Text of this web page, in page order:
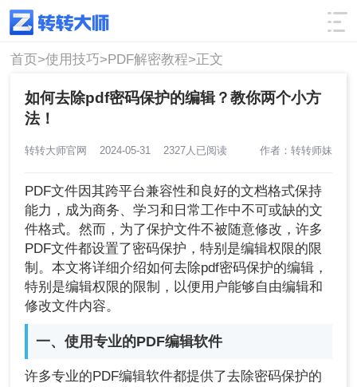
使用技巧 筛选
首页>使用技巧>PDF解密教程>正文
如何去除pdf密码保护的编辑？教你两个小方
法！
转转大师官网 2024-05-31 2327人已阅读 作者：转转师妹
PDF文件因其跨平台兼容性和良好的文档格式保持
能力，成为商务、学习和日常工作中不可或缺的文
件格式。然而，为了保护文件不被随意修改，许多
PDF文件都设置了密码保护，特别是编辑权限的限
制。本文将详细介绍如何去除pdf密码保护的编辑，
特别是编辑权限的限制，以便用户能够自由编辑和
修改文件内容。
一、使用专业的PDF编辑软件
许多专业的PDF编辑软件都提供了去除密码保护的